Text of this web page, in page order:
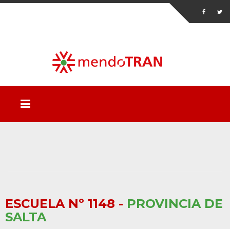
ESCUELA Nº 1148 - PROVINCIA DE
SALTA